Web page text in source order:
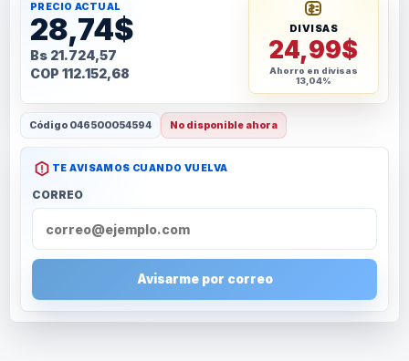
PRECIO ACTUAL
28,74$
Bs 21.724,57
COP 112.152,68
DIVISAS
24,99$
Ahorro en divisas
13,04%
Código 046500054594 No disponible ahora
TE AVISAMOS CUANDO VUELVA
CORREO
Avisarme por correo